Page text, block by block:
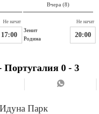
Вчера (8)
Зенит
17:00 Родина
Не начат
20:00
Не начат
0 - 3
Парк